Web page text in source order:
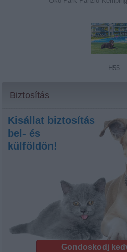
H55
Biztosítás
Kisállat biztosítás
bel- és
külföldön!
Gondoskodj